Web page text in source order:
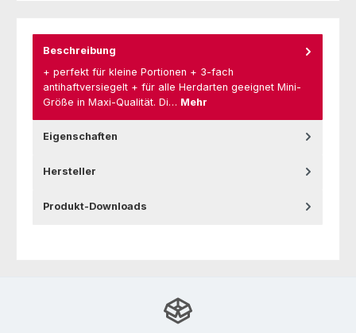
Beschreibung
+ perfekt für kleine Portionen + 3-fach
antihaftversiegelt + für alle Herdarten geeignet Mini-
Größe in Maxi-Qualität. Di… Mehr
Eigenschaften
Hersteller
Produkt-Downloads